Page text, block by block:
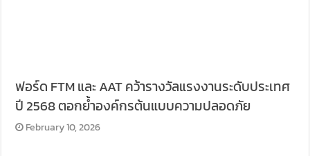
ฟอร์ด FTM และ AAT คว้ารางวัลแรงงานระดับประเทศ
ปี 2568 ตอกย้ำองค์กรต้นแบบความปลอดภัย
February 10, 2026